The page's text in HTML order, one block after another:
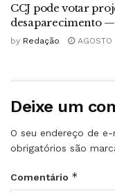
CCJ pode votar
desaparecimento
by Redação
Deixe um
O seu endereço de
obrigatórios são
Comentário *